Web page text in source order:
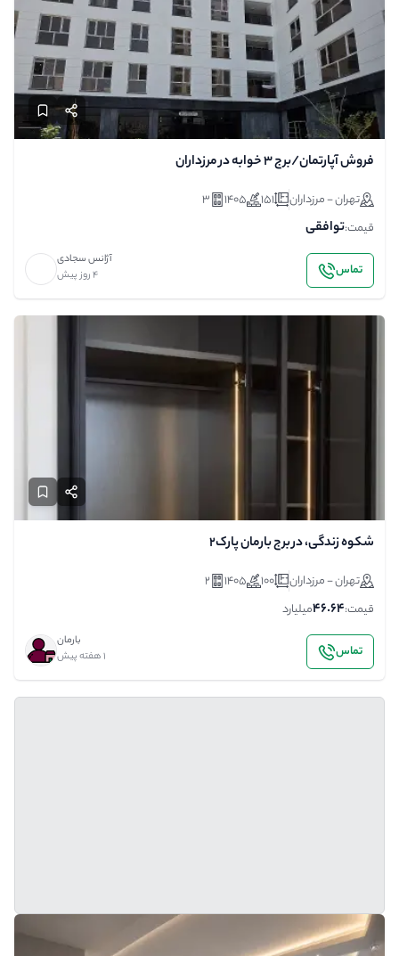
فروش آپارتمان/برج 3 خوابه در مرزداران
تهران - مرزداران 151
1405
3
قیمت:توافقی
تماس
آژانس سجادی
4 روز پیش
شکوه زندگی، در برج بارمان پارک۲
تهران - مرزداران 100
1405
2
قیمت:46.64میلیارد
تماس
بارمان
1 هفته پیش